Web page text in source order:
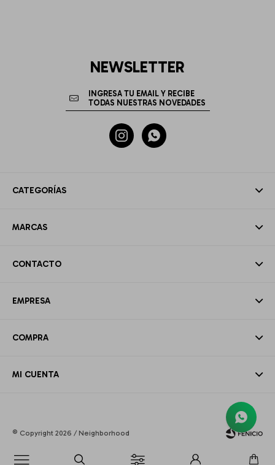

CATEGORÍAS
MARCAS
CONTACTO
EMPRESA
COMPRA
MI CUENTA
NEWSLETTER
 
© Copyright 2026 / Neighborhood